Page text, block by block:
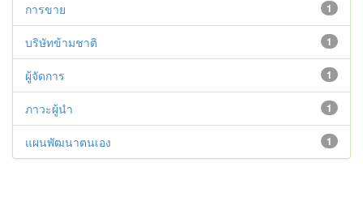
1
การขาย
1
บริษัทข้ามชาติ
1
ผู้จัดการ
1
ภาวะผู้นำ
1
แผนพัฒนาตนเอง